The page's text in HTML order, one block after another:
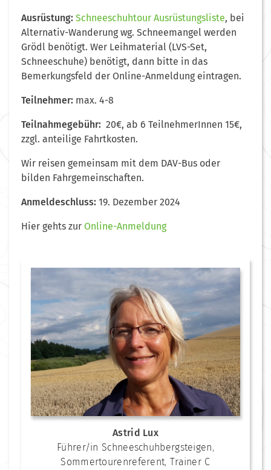
Ausrüstung: Schneeschuhtour Ausrüstungsliste, bei
Alternativ-Wanderung wg. Schneemangel werden
Grödl benötigt. Wer Leihmaterial (LVS-Set,
Schneeschuhe) benötigt, dann bitte in das
Bemerkungsfeld der Online-Anmeldung eintragen.
Teilnehmer: max. 4-8
Teilnahmegebühr: 20€, ab 6 TeilnehmerInnen 15€,
zzgl. anteilige Fahrtkosten.
Wir reisen gemeinsam mit dem DAV-Bus oder
bilden Fahrgemeinschaften.
Anmeldeschluss: 19. Dezember 2024
Hier gehts zur Online-Anmeldung
Astrid Lux
Führer/in Schneeschuhbergsteigen,
Sommertourenreferent, Trainer C